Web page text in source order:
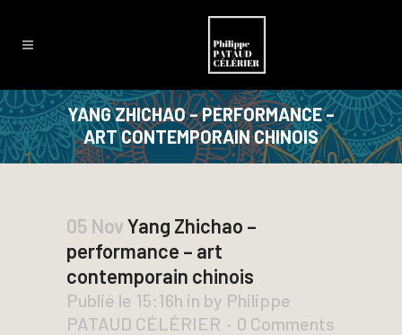
YANG ZHICHAO – PERFORMANCE –
ART CONTEMPORAIN CHINOIS
05 NovYang Zhichao –
performance – art
contemporain chinois
Publié le 15:16h in by Philippe
PATAUD CÉLÉRIER
0 Comments